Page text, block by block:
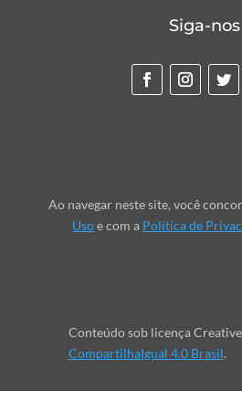
Siga-nos
Ao navegar neste site, você
Usoe com a Política de
Conteúdo sob licença
CompartilhaIgual 4.0 Brasil.